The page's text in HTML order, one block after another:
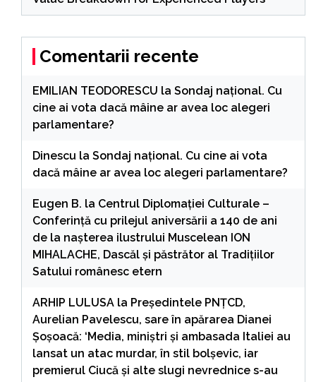
Comentarii recente
EMILIAN TEODORESCU la Sondaj național. Cu
cine ai vota dacă mâine ar avea loc alegeri
parlamentare?
Dinescu la Sondaj național. Cu cine ai vota
dacă mâine ar avea loc alegeri parlamentare?
Eugen B. la Centrul Diplomației Culturale –
Conferință cu prilejul aniversării a 140 de ani
de la nașterea ilustrului Muscelean ION
MIHALACHE, Dascăl și păstrător al Tradițiilor
Satului românesc etern
ARHIP LULUSA la Președintele PNȚCD,
Aurelian Pavelescu, sare în apărarea Dianei
Șoșoacă: ‘Media, miniștri și ambasada Italiei au
lansat un atac murdar, în stil bolșevic, iar
premierul Ciucă și alte slugi nevrednice s-au